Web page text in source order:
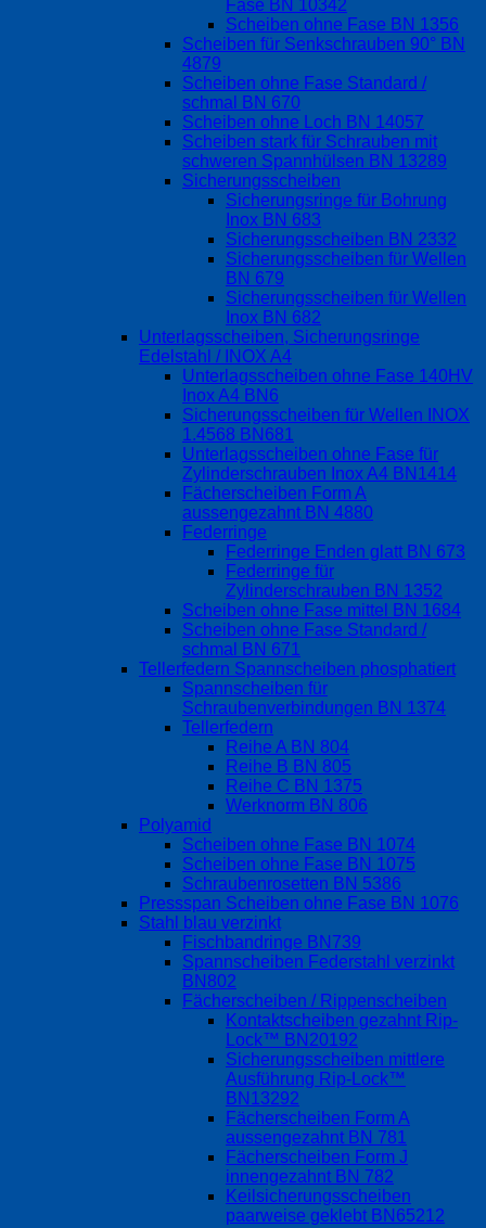
Fase BN 10342
Scheiben ohne Fase BN 1356
Scheiben für Senkschrauben 90° BN
4879
Scheiben ohne Fase Standard /
schmal BN 670
Scheiben ohne Loch BN 14057
Scheiben stark für Schrauben mit
schweren Spannhülsen BN 13289
Sicherungsscheiben
Sicherungsringe für Bohrung
Inox BN 683
Sicherungsscheiben BN 2332
Sicherungsscheiben für Wellen
BN 679
Sicherungsscheiben für Wellen
Inox BN 682
Unterlagsscheiben, Sicherungsringe
Edelstahl / INOX A4
Unterlagsscheiben ohne Fase 140HV
Inox A4 BN6
Sicherungsscheiben für Wellen INOX
1.4568 BN681
Unterlagsscheiben ohne Fase für
Zylinderschrauben Inox A4 BN1414
Fächerscheiben Form A
aussengezahnt BN 4880
Federringe
Federringe Enden glatt BN 673
Federringe für
Zylinderschrauben BN 1352
Scheiben ohne Fase mittel BN 1684
Scheiben ohne Fase Standard /
schmal BN 671
Tellerfedern Spannscheiben phosphatiert
Spannscheiben für
Schraubenverbindungen BN 1374
Tellerfedern
Reihe A BN 804
Reihe B BN 805
Reihe C BN 1375
Werknorm BN 806
Polyamid
Scheiben ohne Fase BN 1074
Scheiben ohne Fase BN 1075
Schraubenrosetten BN 5386
Pressspan Scheiben ohne Fase BN 1076
Stahl blau verzinkt
Fischbandringe BN739
Spannscheiben Federstahl verzinkt
BN802
Fächerscheiben / Rippenscheiben
Kontaktscheiben gezahnt Rip-
Lock™ BN20192
Sicherungsscheiben mittlere
Ausführung Rip-Lock™
BN13292
Fächerscheiben Form A
aussengezahnt BN 781
Fächerscheiben Form J
innengezahnt BN 782
Keilsicherungsscheiben
paarweise geklebt BN65212